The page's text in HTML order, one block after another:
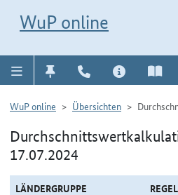
WuP online
WuP online Übersichten
17.07.2024
LÄNDERGRUPPE